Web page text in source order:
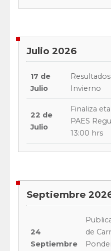
Julio 2026
17 de
Julio
Invierno
22 de
Julio
Finaliza
PAES
13:00 hrs
Septiembre
24
Septiembre
de